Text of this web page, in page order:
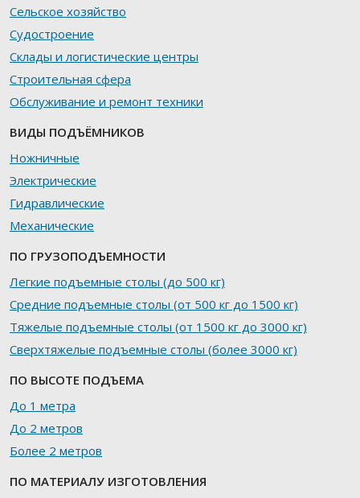
Сельское хозяйство
Судостроение
Склады и логистические центры
Строительная сфера
Обслуживание и ремонт техники
ВИДЫ ПОДЪЁМНИКОВ
Ножничные
Электрические
Гидравлические
Механические
ПО ГРУЗОПОДЪЕМНОСТИ
Легкие подъемные столы (до 500 кг)
Средние подъемные столы (от 500 кг до 1500 кг)
Тяжелые подъемные столы (от 1500 кг до 3000 кг)
Сверхтяжелые подъемные столы (более 3000 кг)
ПО ВЫСОТЕ ПОДЪЕМА
До 1 метра
До 2 метров
Более 2 метров
ПО МАТЕРИАЛУ ИЗГОТОВЛЕНИЯ